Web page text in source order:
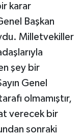
karar
Başkan
Milletvekiller
şey bir
Genel
olmamıştır,
verecek bir
sonraki